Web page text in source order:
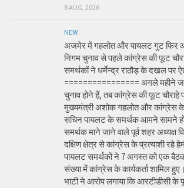
8 AUG, 2026
NEW
अजमेर में गहलोत और पायलट गुट
निगम चुनाव से पहले कांग्रेस की फूट
समर्थकों ने धर्मेन्द्र राठौड़ के दखल पर
================ अगले महीने
चुनाव होने हैं, तब कांग्रेस की फूट चौराहे
मुख्यमंत्री अशोक गहलोत और कांग्रेस के
सचिन पायलट के समर्थक आमने सामने
समर्थक माने जाने वाले पूर्व शहर अध्यक्ष
दक्षिण क्षेत्र से कांग्रेस के प्रत्याशी रहे
पायलट समर्थकों ने 7 अगस्त को एक
संख्या में कांग्रेस के कार्यकर्ता शामिल
भाटी ने आरोप लगाया कि आरटीडीसी के